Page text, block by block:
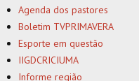
Agenda dos pastores
Boletim TVPRIMAVERA
Esporte em questão
IIGDCRICIUMA
Informe região